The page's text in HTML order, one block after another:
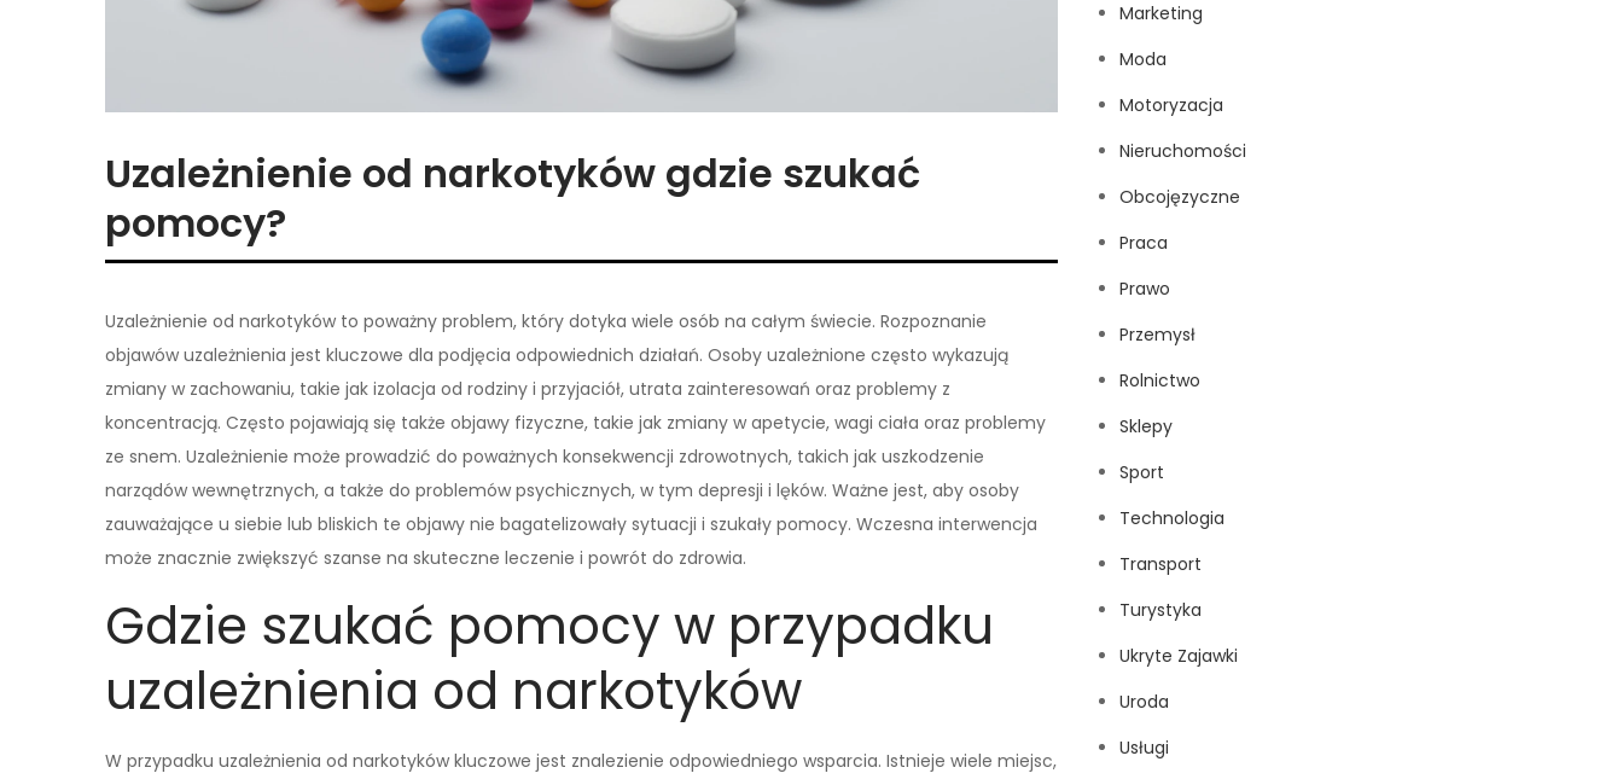
Uzależnienie od narkotyków gdzie szukać
pomocy?
Uzależnienie od narkotyków to poważny problem, który dotyka wiele osób na całym świecie. Rozpoznanie
objawów uzależnienia jest kluczowe dla podjęcia odpowiednich działań. Osoby uzależnione często wykazują
zmiany w zachowaniu, takie jak izolacja od rodziny i przyjaciół, utrata zainteresowań oraz problemy z
koncentracją. Często pojawiają się także objawy fizyczne, takie jak zmiany w apetycie, wagi ciała oraz problemy
ze snem. Uzależnienie może prowadzić do poważnych konsekwencji zdrowotnych, takich jak uszkodzenie
narządów wewnętrznych, a także do problemów psychicznych, w tym depresji i lęków. Ważne jest, aby osoby
zauważające u siebie lub bliskich te objawy nie bagatelizowały sytuacji i szukały pomocy. Wczesna interwencja
może znacznie zwiększyć szanse na skuteczne leczenie i powrót do zdrowia.
Gdzie szukać pomocy w przypadku
uzależnienia od narkotyków
W przypadku uzależnienia od narkotyków kluczowe jest znalezienie odpowiedniego wsparcia. Istnieje wiele miejsc,
Marketing
Moda
Motoryzacja
Nieruchomości
Obcojęzyczne
Praca
Prawo
Przemysł
Rolnictwo
Sklepy
Sport
Technologia
Transport
Turystyka
Ukryte Zajawki
Uroda
Usługi